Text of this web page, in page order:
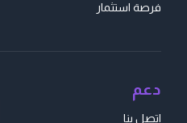
فرصة استثمار
دعم
اتصل بنا